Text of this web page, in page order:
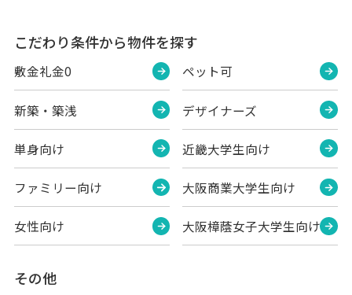
こだわり条件から物件を探す
敷金礼金0
新築・築浅
単身向け
ファミリー向け
女性向け
ペット可
デザイナーズ
近畿大学生向け
大阪商業大学生向け
大阪樟蔭女子大学生向け
その他